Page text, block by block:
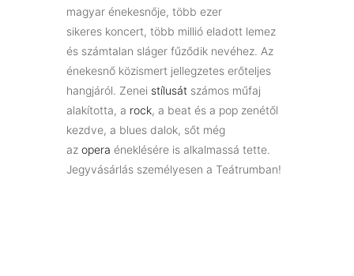
magyar énekesnője, több ezer
sikeres koncert, több millió eladott lemez
és számtalan sláger fűződik nevéhez. Az
énekesnő közismert jellegzetes erőteljes
hangjáról. Zenei stílusát számos műfaj
alakította, a rock, a beat és a pop zenétől
kezdve, a blues dalok, sőt még
az opera éneklésére is alkalmassá tette.
Jegyvásárlás személyesen a Teátrumban!